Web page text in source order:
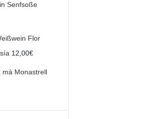
Senfsoße
Flor
12,00€
mà Monastrell